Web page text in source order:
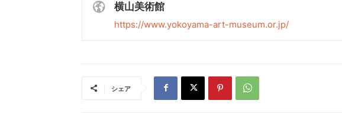
横山美術館
https://www.yokoyama-art-museum.or.jp/
シェア